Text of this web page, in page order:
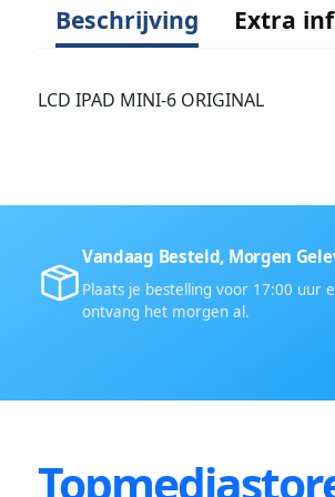
Beschrijving Extra
LCD IPAD MINI-6 ORIGINAL
Vandaag Besteld, Morgen
Plaats je bestelling voor 17:00 uur
ontvang het morgen al.